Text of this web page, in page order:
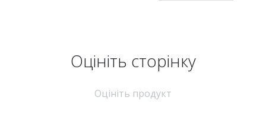
Оцініть cторінку
Оцініть продукт